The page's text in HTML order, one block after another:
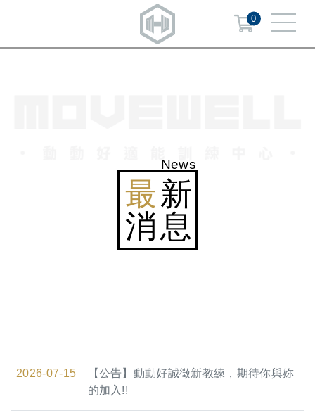
0
News
最 新
消息
2026-07-15
【公告】動動好誠徵新教練，期待你與妳
的加入!!